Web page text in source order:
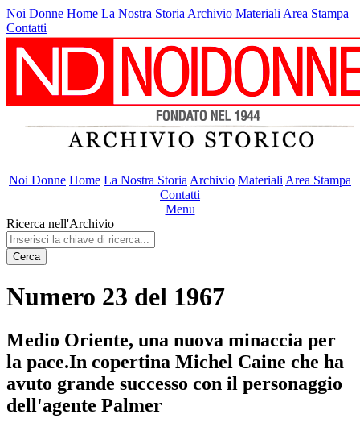
Noi Donne Home La Nostra Storia Archivio Materiali Area Stampa
Contatti
Noi Donne Home La Nostra Storia Archivio Materiali Area Stampa
Contatti
Menu
Ricerca nell'Archivio
Cerca
Numero 23 del 1967
Medio Oriente, una nuova minaccia per
la pace.In copertina Michel Caine che ha
avuto grande successo con il personaggio
dell'agente Palmer